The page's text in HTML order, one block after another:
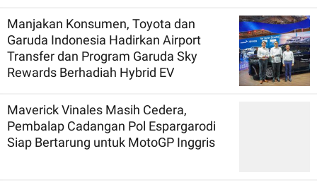
Manjakan Konsumen, Toyota dan
Garuda Indonesia Hadirkan Airport
Transfer dan Program Garuda Sky
Rewards Berhadiah Hybrid EV
Maverick Vinales Masih Cedera,
Pembalap Cadangan Pol Espargarodi
Siap Bertarung untuk MotoGP Inggris